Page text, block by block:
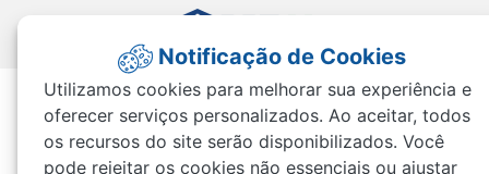
Notificação de Cookies
Utilizamos cookies para melhorar sua experiência e
oferecer serviços personalizados. Ao aceitar, todos
os recursos do site serão disponibilizados. Você
pode rejeitar os cookies não essenciais ou ajustar